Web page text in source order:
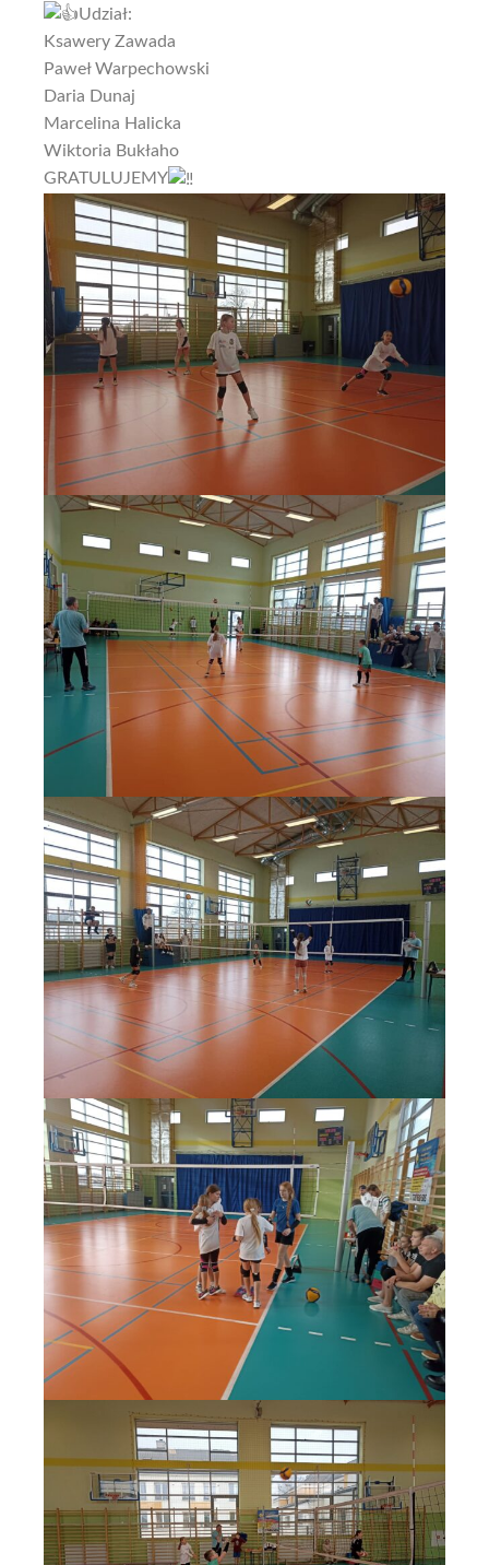
Udział:
Ksawery Zawada
Paweł Warpechowski
Daria Dunaj
Marcelina Halicka
Wiktoria Bukłaho
GRATULUJEMY